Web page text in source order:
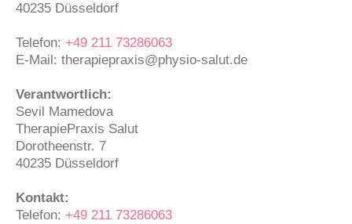
40235 Düsseldorf
Telefon: +49 211 73286063
E-Mail: therapiepraxis@physio-salut.de
Verantwortlich:
Sevil
Mamedova
TherapiePraxis Salut
Dorotheenstr. 7
40235 Düsseldorf
Kontakt:
Telefon: +49 211 73286063